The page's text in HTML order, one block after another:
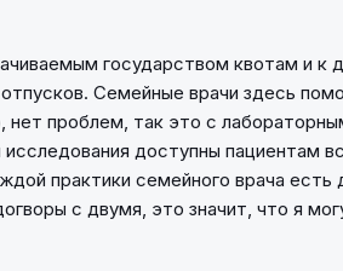
государством квотам и к
Семейные врачи здесь
нет проблем, так это с
доступны пациентам
практики семейного врача есть
с двумя, это значит, что я